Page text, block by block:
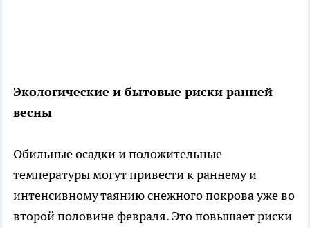
Экологические и бытовые риски ранней
весны
Обильные осадки и положительные
температуры могут привести к раннему и
интенсивному таянию снежного покрова уже во
второй половине февраля. Это повышает риски